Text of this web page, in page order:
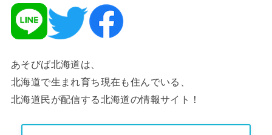
あそびば北海道は、
北海道で生まれ育ち現在も住んでいる、
北海道民が配信する北海道の情報サイト！